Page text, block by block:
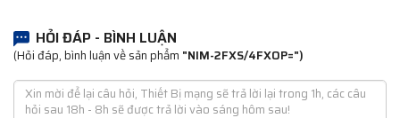
HỎI ĐÁP - BÌNH LUẬN
(Hỏi đáp, bình luận về sản phẩm "NIM-2FXS/4FXOP=")